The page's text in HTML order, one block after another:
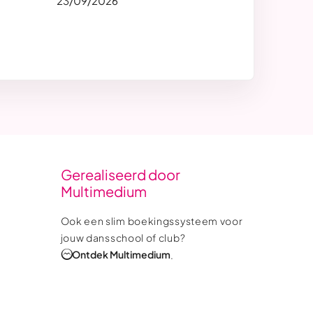
Gerealiseerd door
Multimedium
Ook een slim boekingssysteem voor
jouw dansschool of club?
Ontdek Multimedium.